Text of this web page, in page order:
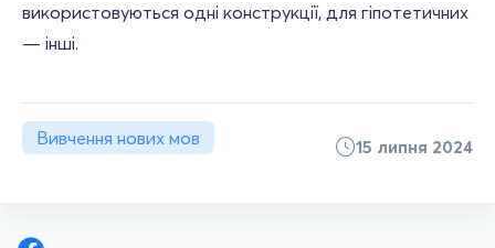
використовуються одні конструкції, для гіпотетичних
— інші.
Вивчення нових мов 15 липня 2024